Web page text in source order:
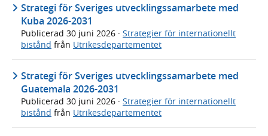
Strategi för Sveriges utvecklingssamarbete med
Kuba 2026-2031
Publicerad 30 juni 2026 · Strategier för internationellt
bistånd från Utrikesdepartementet
Strategi för Sveriges utvecklingssamarbete med
Guatemala 2026-2031
Publicerad 30 juni 2026 · Strategier för internationellt
bistånd från Utrikesdepartementet